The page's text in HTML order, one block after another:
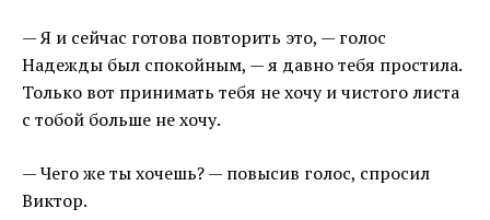
— Я и сейчас готова повторить это, — голос
Надежды был спокойным, — я давно тебя простила.
Только вот принимать тебя не хочу и чистого листа
с тобой больше не хочу.
— Чего же ты хочешь? — повысив голос, спросил
Виктор.